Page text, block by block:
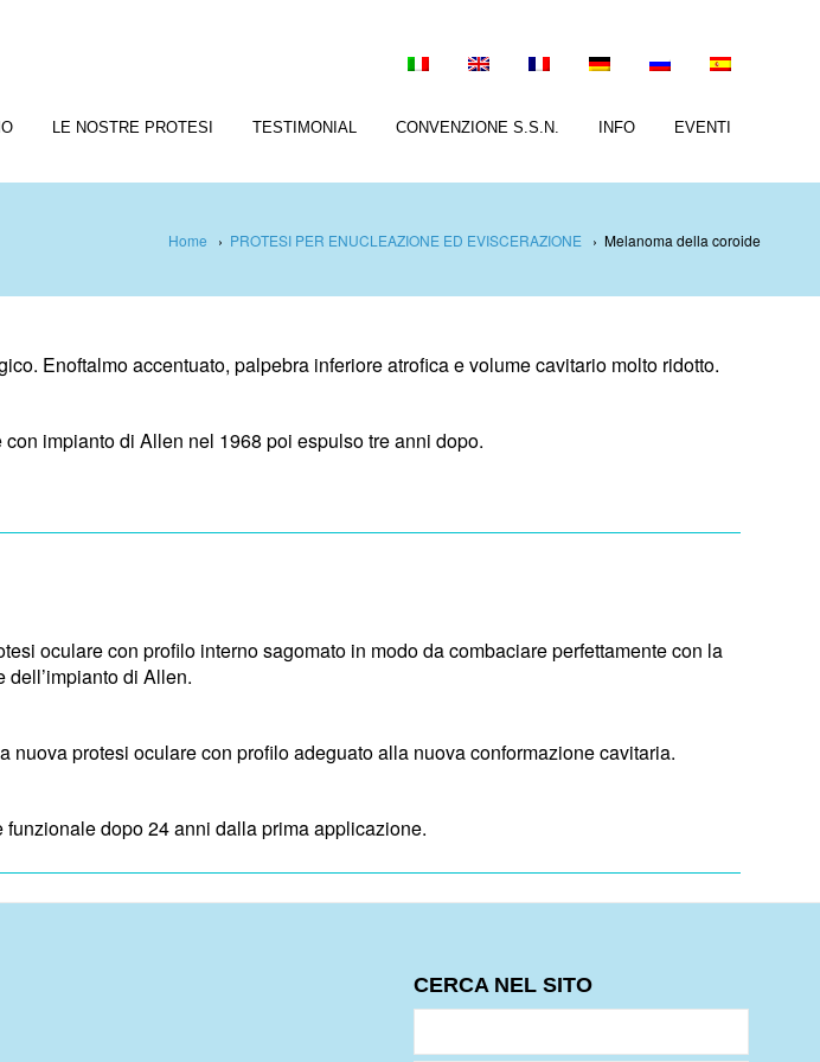
LE NOSTRE PROTESI TESTIMONIAL CONVENZIONE S.S.N. INFO EVENTI
Home › PROTESI PER ENUCLEAZIONE ED EVISCERAZIONE › Melanoma della coroide
Enoftalmo accentuato, palpebra inferiore atrofica e volume cavitario molto ridotto.
impianto di Allen nel 1968 poi espulso tre anni dopo.
oculare con profilo interno sagomato in modo da combaciare perfettamente con la
di Allen.
nuova protesi oculare con profilo adeguato alla nuova conformazione cavitaria.
funzionale dopo 24 anni dalla prima applicazione.
CERCA NEL SITO